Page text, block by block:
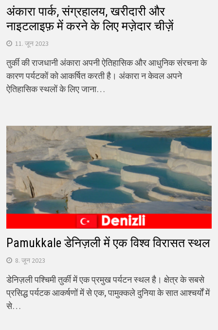
अंकारा पार्क, संग्रहालय, खरीदारी और
नाइटलाइफ़ में करने के लिए मज़ेदार चीज़ें
11. जून 2023
तुर्की की राजधानी अंकारा अपनी ऐतिहासिक और आधुनिक संरचना के
कारण पर्यटकों को आकर्षित करती है। अंकारा न केवल अपने
ऐतिहासिक स्थलों के लिए जाना…
Pamukkale डेनिज़ली में एक विश्व विरासत स्थल
8. जून 2023
डेनिज़ली पश्चिमी तुर्की में एक प्रमुख पर्यटन स्थल है। क्षेत्र के सबसे
प्रसिद्ध पर्यटक आकर्षणों में से एक, पामुक्कले दुनिया के सात आश्चर्यों में
से…